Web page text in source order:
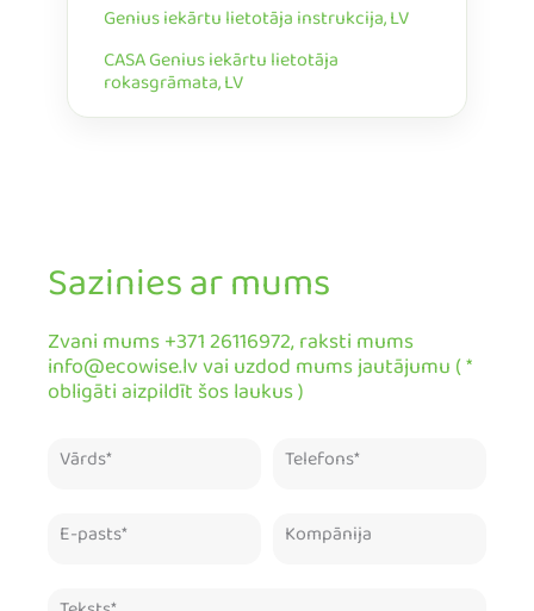
Genius iekārtu lietotāja instrukcija, LV
CASA Genius iekārtu lietotāja
rokasgrāmata, LV
Sazinies ar mums
Zvani mums +371 26116972, raksti mums
info@ecowise.lv vai uzdod mums jautājumu ( *
obligāti aizpildīt šos laukus )